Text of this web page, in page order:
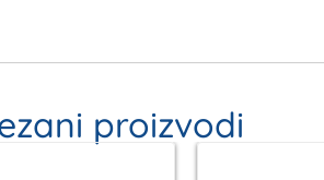
proizvodi